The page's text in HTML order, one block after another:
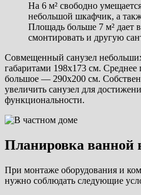
На 6 м² свободно
небольшой шкафчик, а
Площадь больше 7 м² дает
смонтировать и другую
Совмещенный санузел
габаритами 198х173 см.
большое — 290х200 см.
увеличить санузел для
функциональности.
Планировка ванной
При монтаже оборудования и
нужно соблюдать следующие